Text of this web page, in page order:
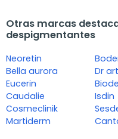
Otras marcas
despigmentantes
Neoretin
Bella aurora
Eucerin
Caudalie
Cosmeclinik
Martiderm
Dr
Isdin